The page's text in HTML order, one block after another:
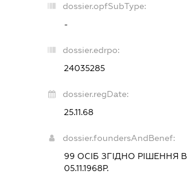
dossier.opfSubType:
-
dossier.edrpo:
24035285
dossier.regDate:
25.11.68
dossier.foundersAndBenef:
99 ОСІБ ЗГІДНО РІШЕННЯ
05.11.1968Р.